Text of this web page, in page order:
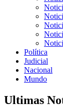
Política
Judicial
Nacional
Mundo
Ultimas